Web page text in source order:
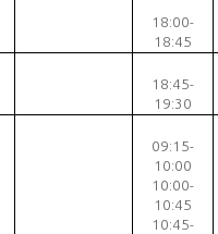
18:00-
18:45
18:45-
19:30
09:15-
10:00
10:00-
10:45
10:45-